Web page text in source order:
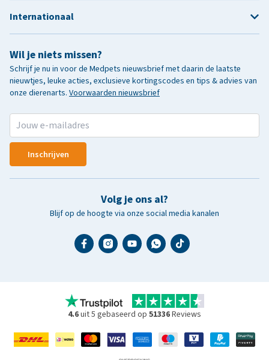
Wil je niets missen?
Schrijf je nu in voor de Medpets nieuwsbrief met daarin de laatste
nieuwtjes, leuke acties, exclusieve kortingscodes en tips & advies van
onze dierenarts. Voorwaarden nieuwsbrief
Inschrijven
Volg je ons al?
Blijf op de hoogte via onze social media kanalen
Internationaal
4.6uit 5 gebaseerd op 51336Reviews